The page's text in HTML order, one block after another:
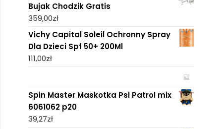
Bujak Chodzik Gratis
359,00zł
Vichy Capital Soleil Ochronny Spray
Dla Dzieci Spf 50+ 200Ml
111,00zł
Spin Master Maskotka Psi Patrol mix
6061062 p20
39,27zł